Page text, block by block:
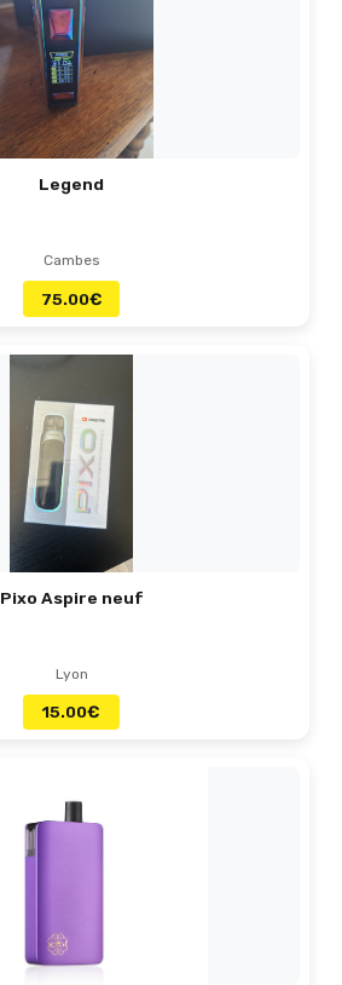
Legend
Cambes
75.00€
Pixo Aspire neuf
Lyon
15.00€